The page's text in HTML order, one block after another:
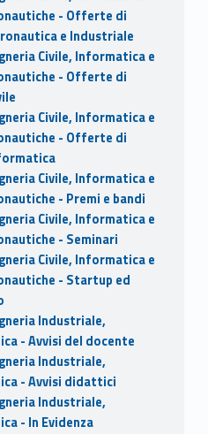
- Offerte di
e Industriale
Civile, Informatica e
- Offerte di
Civile, Informatica e
- Offerte di
Civile, Informatica e
- Premi e bandi
Civile, Informatica e
- Seminari
Civile, Informatica e
- Startup ed
Industriale,
- Avvisi del docente
Industriale,
- Avvisi didattici
Industriale,
- In Evidenza